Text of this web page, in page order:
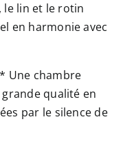
le lin et le rotin
en harmonie avec
* Une chambre
qualité en
par le silence de